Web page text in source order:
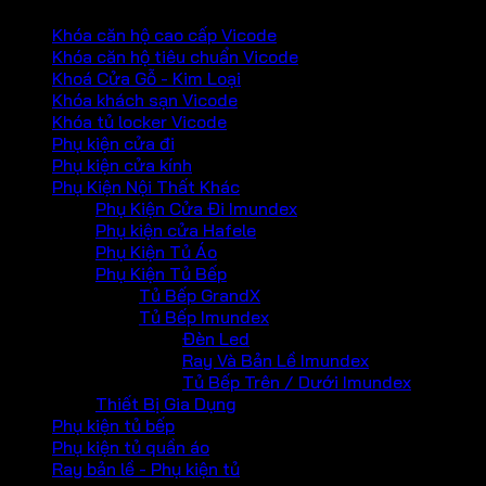
Khóa căn hộ cao cấp Vicode
Khóa căn hộ tiêu chuẩn Vicode
Khoá Cửa Gỗ - Kim Loại
Khóa khách sạn Vicode
Khóa tủ locker Vicode
Phụ kiện cửa đi
Phụ kiện cửa kính
Phụ Kiện Nội Thất Khác
Phụ Kiện Cửa Đi Imundex
Phụ kiện cửa Hafele
Phụ Kiện Tủ Áo
Phụ Kiện Tủ Bếp
Tủ Bếp GrandX
Tủ Bếp Imundex
Đèn Led
Ray Và Bản Lề Imundex
Tủ Bếp Trên / Dưới Imundex
Thiết Bị Gia Dụng
Phụ kiện tủ bếp
Phụ kiện tủ quần áo
Ray bản lề - Phụ kiện tủ